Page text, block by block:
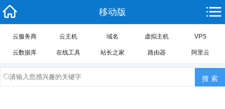
移动版
云服务商 云主机 域名 虚拟主机 VPS
云数据库 在线工具 站长之家 路由器 阿里云